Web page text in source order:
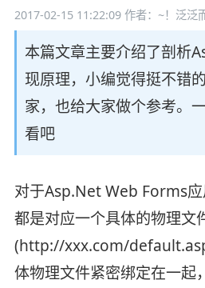
2017-02-15 11:22:09作者：~！泛泛
本篇文章主要介绍了剖析
现原理，小编觉得挺不错
家，也给大家做个参考。
看吧
对于Asp.Net Web Forms
都是对应一个具体的物理文
(http://xxx.com/
体物理文件紧密绑定在一起